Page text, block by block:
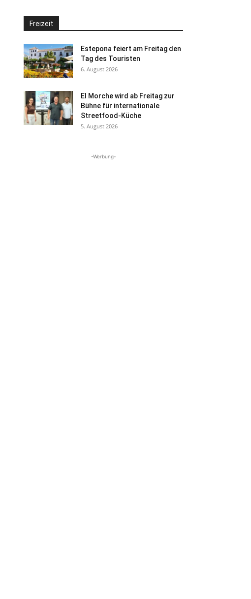
Freizeit
Estepona feiert am Freitag den
Tag des Touristen
6. August 2026
El Morche wird ab Freitag zur
Bühne für internationale
Streetfood-Küche
5. August 2026
-Werbung-